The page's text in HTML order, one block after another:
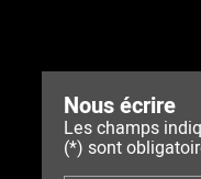
Nous écrire
Les champs
(*) sont